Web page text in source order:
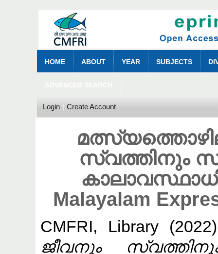
HOME ABOUT YEAR SUBJECTS
Login Create Account
സ്വത്തിനും
Malayalam
CMFRI, Library
ജീവനും